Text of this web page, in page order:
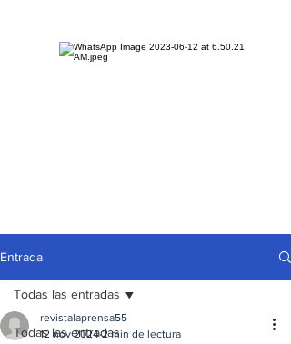
Entrada
Todas las entradas
Todas las entradas
revistalaprensa55
12 nov 2024 2 min de lectura